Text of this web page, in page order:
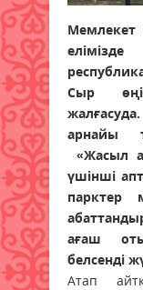
Мемлекет
Сыр
арнайы
«Жасыл
үшінші
парктер
ағаш
белсенді
Атап